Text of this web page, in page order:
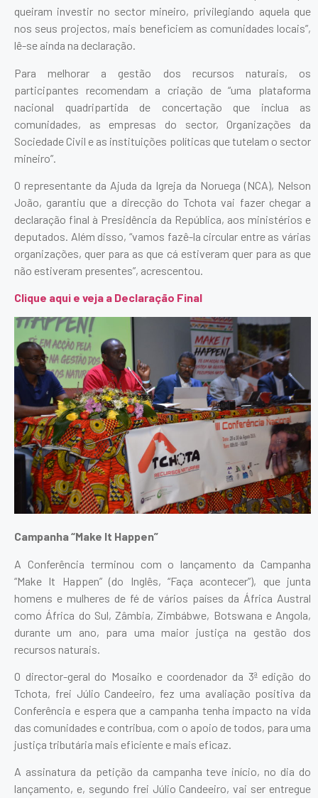
queiram investir no sector mineiro, privilegiando aquela que
nos seus projectos, mais beneficiem as comunidades locais”,
lê-se ainda na declaração.
Para melhorar a gestão dos recursos naturais, os
participantes recomendam a criação de “uma plataforma
nacional quadripartida de concertação que inclua as
comunidades, as empresas do sector, Organizações da
Sociedade Civil e as instituições políticas que tutelam o sector
mineiro”.
O representante da Ajuda da Igreja da Noruega (NCA), Nelson
João, garantiu que a direcção do Tchota vai fazer chegar a
declaração final à Presidência da República, aos ministérios e
deputados. Além disso, “vamos fazê-la circular entre as várias
organizações, quer para as que cá estiveram quer para as que
não estiveram presentes”, acrescentou.
Clique aqui e veja a Declaração Final
Campanha “Make It Happen”
A Conferência terminou com o lançamento da Campanha
“Make It Happen” (do Inglês, “Faça acontecer”), que junta
homens e mulheres de fé de vários países da África Austral
como África do Sul, Zâmbia, Zimbábwe, Botswana e Angola,
durante um ano, para uma maior justiça na gestão dos
recursos naturais.
O director-geral do Mosaiko e coordenador da 3ª edição do
Tchota, frei Júlio Candeeiro, fez uma avaliação positiva da
Conferência e espera que a campanha tenha impacto na vida
das comunidades e contribua, com o apoio de todos, para uma
justiça tributária mais eficiente e mais eficaz.
A assinatura da petição da campanha teve início, no dia do
lançamento, e, segundo frei Júlio Candeeiro, vai ser entregue